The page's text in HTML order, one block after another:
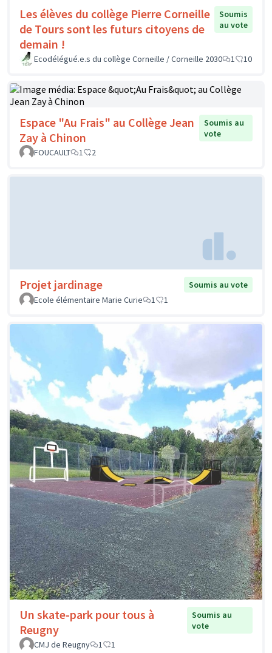
Les élèves du collège Pierre Corneille
de Tours sont les futurs citoyens de
demain !
Soumis
au vote
Ecodélégué.e.s du collège Corneille / Corneille 2030 1 10
Espace "Au Frais" au Collège Jean
Zay à Chinon
Soumis au
vote
FOUCAULT
1 2
Projet jardinage
Soumis au vote
Ecole élémentaire Marie Curie
1 1
Un skate-park pour tous à
Reugny
Soumis au
vote
CMJ de Reugny
1 1